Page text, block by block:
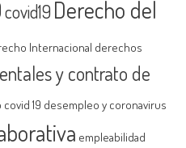
covid19 Derecho del
Internacional derechos
y contrato de
19 desempleo y coronavirus
empleabilidad